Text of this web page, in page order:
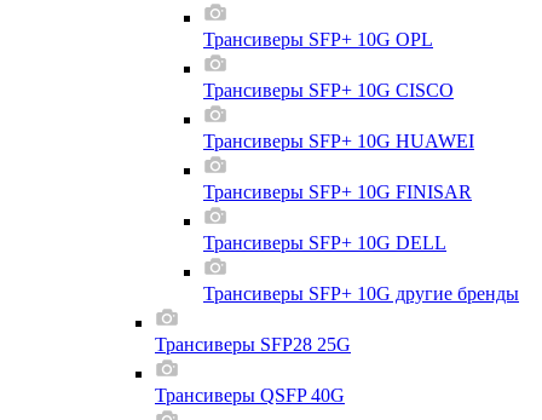
Трансиверы SFP+ 10G OPL
Трансиверы SFP+ 10G CISCO
Трансиверы SFP+ 10G HUAWEI
Трансиверы SFP+ 10G FINISAR
Трансиверы SFP+ 10G DELL
Трансиверы SFP+ 10G другие бренды
Трансиверы SFP28 25G
Трансиверы QSFP 40G